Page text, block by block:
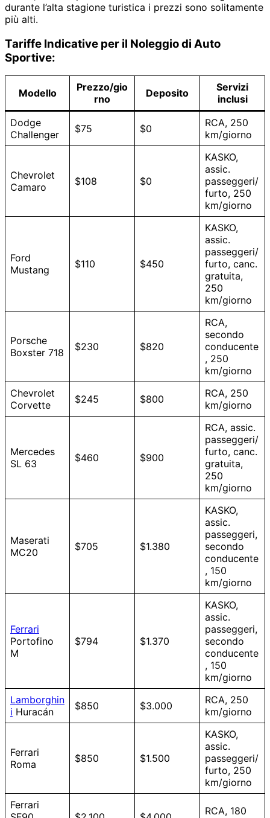
durante l’alta stagione turistica i prezzi sono solitamente
più alti.
Tariffe Indicative per il Noleggio di Auto
Sportive:
Modello
Prezzo/gio
rno
Deposito
Servizi
inclusi
Dodge
Challenger
$75 $0
RCA, 250
km/giorno
Chevrolet
Camaro
$108 $0
KASKO,
assic.
passeggeri/
furto, 250
km/giorno
Ford
Mustang
$110 $450
KASKO,
assic.
passeggeri/
furto, canc.
gratuita,
250
km/giorno
Porsche
Boxster 718
$230 $820
RCA,
secondo
conducente
, 250
km/giorno
Chevrolet
Corvette
$245 $800
RCA, 250
km/giorno
Mercedes
SL 63
$460 $900
RCA, assic.
passeggeri/
furto, canc.
gratuita,
250
km/giorno
Maserati
MC20
$705 $1.380
KASKO,
assic.
passeggeri,
secondo
conducente
, 150
km/giorno
Ferrari
Portofino
M
$794 $1.370
KASKO,
assic.
passeggeri,
secondo
conducente
, 150
km/giorno
Lamborghin
i Huracán $850 $3.000
RCA, 250
km/giorno
Ferrari
Roma
$850 $1.500
KASKO,
assic.
passeggeri/
furto, 250
km/giorno
Ferrari
RCA, 180